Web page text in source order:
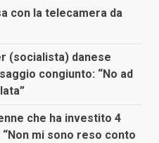
con la telecamera da
(socialista) danese
congiunto: “No ad
che ha investito 4
mi sono reso conto